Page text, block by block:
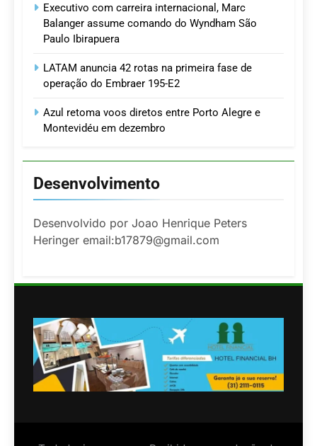
Executivo com carreira internacional, Marc
Balanger assume comando do Wyndham São
Paulo Ibirapuera
LATAM anuncia 42 rotas na primeira fase de
operação do Embraer 195-E2
Azul retoma voos diretos entre Porto Alegre e
Montevidéu em dezembro
Desenvolvimento
Desenvolvido por Joao Henrique Peters
Heringer email:b17879@gmail.com